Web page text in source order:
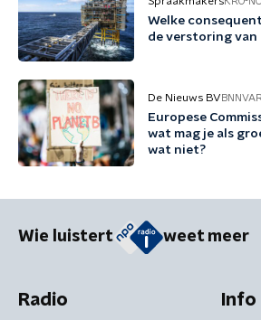
Welke
de verstoring van
De Nieuws BV
Europese
wat mag je als
wat niet?
Wie luistert weet meer
Radio Info